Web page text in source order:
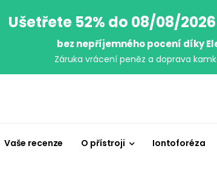
Ušetřete 52% do 08/08/
bez nepříjemného pocení díky
Záruka vrácení peněz a doprava
Vaše recenze O přístroji Iontoforéza